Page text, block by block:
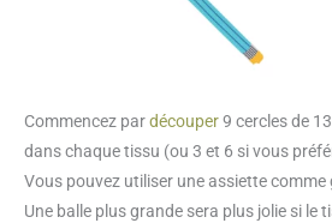
Commencez pardécouper9 cercles de
dans chaque tissu (ou 3 et 6 si vous
Vous pouvez utiliser une assiette comme
Une balle plus grande sera plus jolie si le